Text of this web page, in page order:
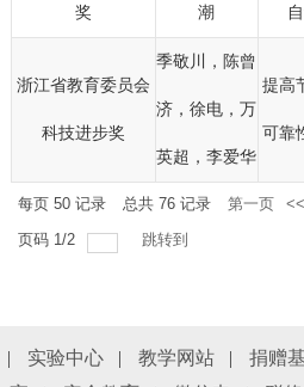
奖 潮
浙江省教育委员会
科技进步奖
季敬川，陈曾
济，徐电，万
英超，李爱华
提高
可靠
每页 50记录 总共 76记录 第一页
页码 1/2 跳转到
| 实验中心 | 教学网站 | 捐赠